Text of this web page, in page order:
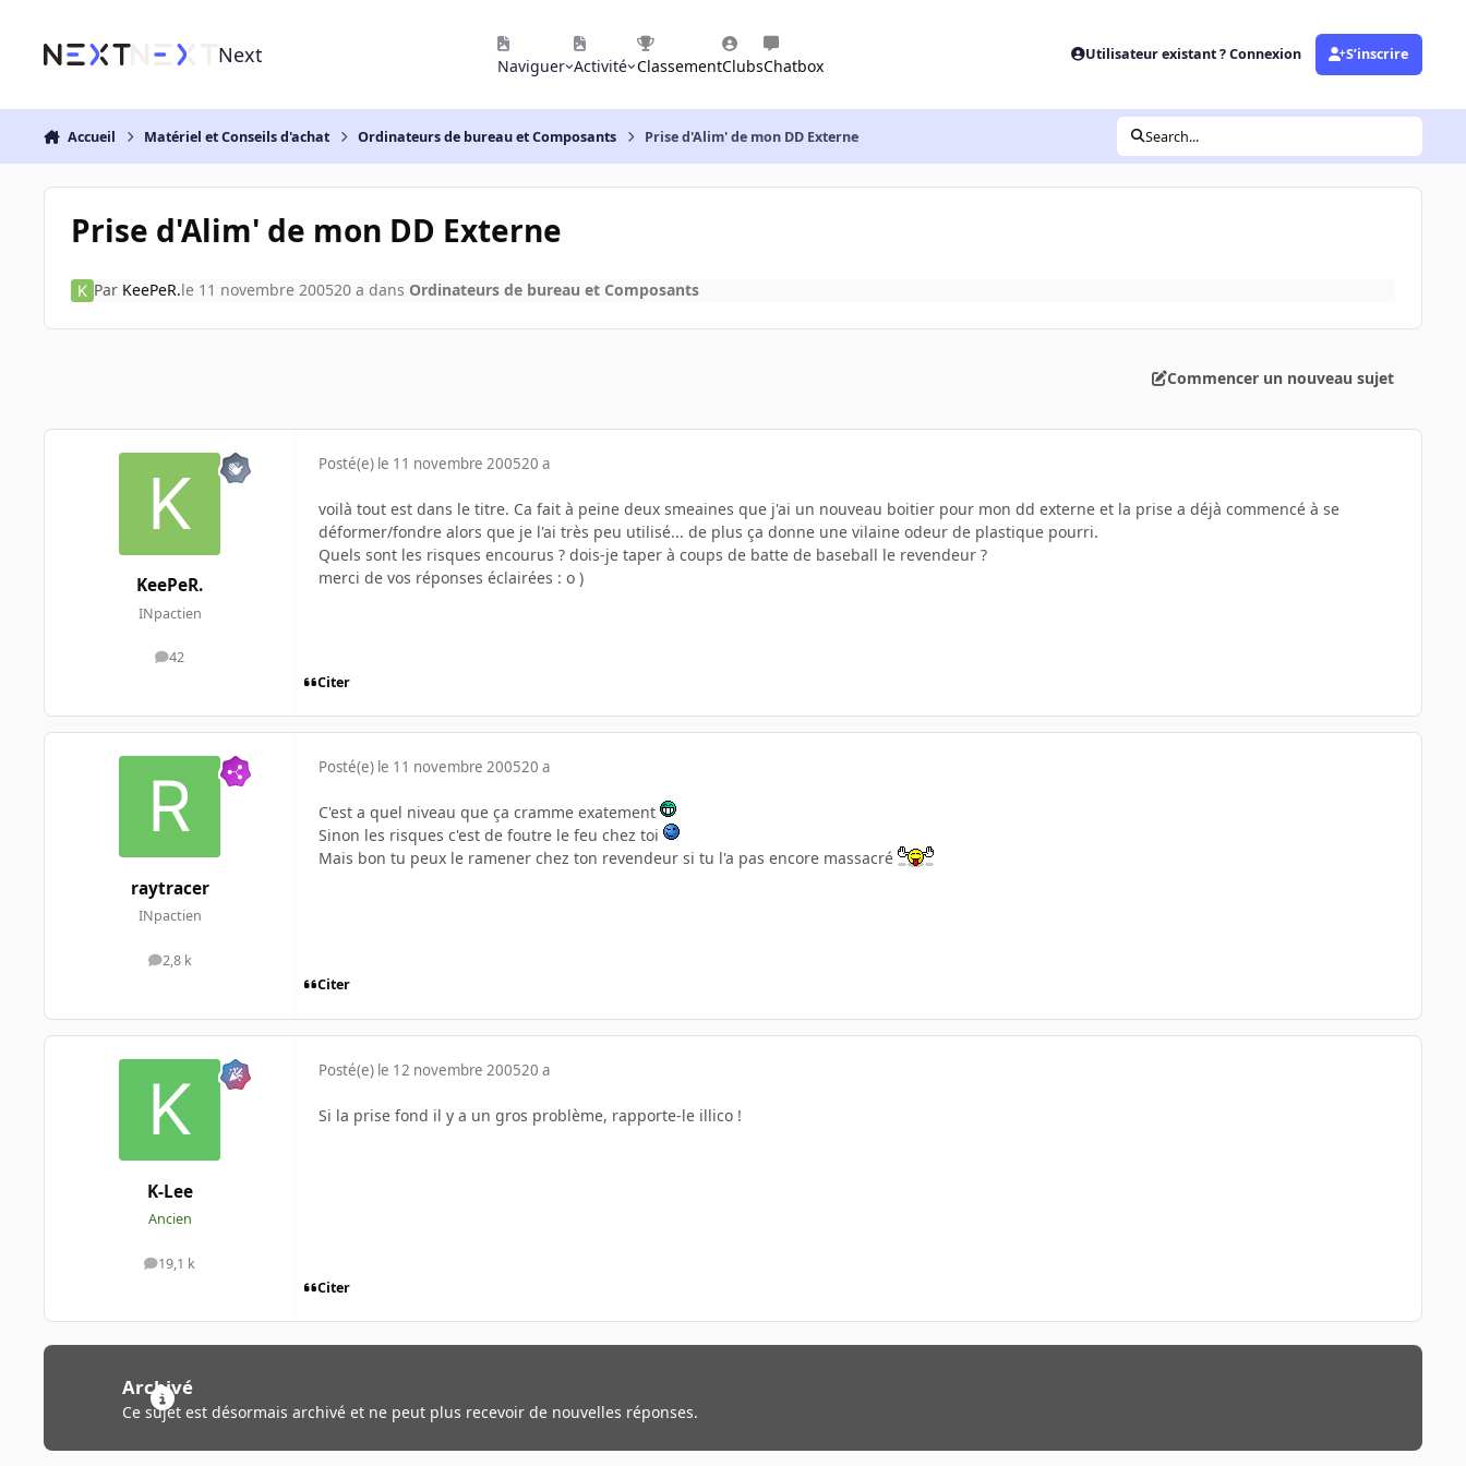
Next Naviguer Activité ClassementClubsChatbox
Utilisateur existant ? Connexion S’inscrire
Accueil Matériel et Conseils d'achat Ordinateurs de bureau et Composants Prise d'Alim' de mon DD Externe Search...
Prise d'Alim' de mon DD Externe
Par KeePeR.le 11 novembre 200520 a dans Ordinateurs de bureau et Composants
Commencer un nouveau sujet
KeePeR.
INpactien
42
messages
Posté(e) le 11 novembre 200520 a
voilà tout est dans le titre. Ca fait à peine deux smeaines que j'ai un nouveau boitier pour mon dd externe et la prise a déjà commencé à se
déformer/fondre alors que je l'ai très peu utilisé... de plus ça donne une vilaine odeur de plastique pourri.
Quels sont les risques encourus ? dois-je taper à coups de batte de baseball le revendeur ?
merci de vos réponses éclairées : o )
Citer
raytracer
INpactien
2,8 k
messages
Posté(e) le 11 novembre 200520 a
C'est a quel niveau que ça cramme exatement
Sinon les risques c'est de foutre le feu chez toi
Mais bon tu peux le ramener chez ton revendeur si tu l'a pas encore massacré
Citer
K-Lee
Ancien
19,1 k
messages
Posté(e) le 12 novembre 200520 a
Si la prise fond il y a un gros problème, rapporte-le illico !
Citer
Archivé
Ce sujet est désormais archivé et ne peut plus recevoir de nouvelles réponses.